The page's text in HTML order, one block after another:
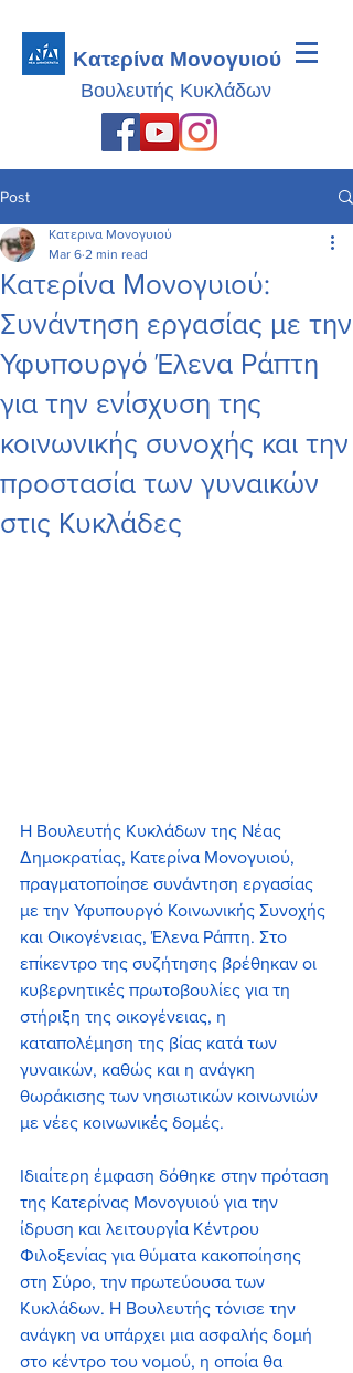
Κατερίνα Μονογυιού
Βουλευτής Κυκλάδων
Post
Κατερίνα Μονογυιού:
Συνάντηση εργασίας με την
Υφυπουργό Έλενα Ράπτη
για την ενίσχυση της
κοινωνικής συνοχής και την
προστασία των γυναικών
στις Κυκλάδες
Κατερινα Μονογυιού
Mar 6 2 min read
Η Βουλευτής Κυκλάδων της Νέας
Δημοκρατίας, Κατερίνα Μονογυιού,
πραγματοποίησε συνάντηση εργασίας
με την Υφυπουργό Κοινωνικής Συνοχής
και Οικογένειας, Έλενα Ράπτη. Στο
επίκεντρο της συζήτησης βρέθηκαν οι
κυβερνητικές πρωτοβουλίες για τη
στήριξη της οικογένειας, η
καταπολέμηση της βίας κατά των
γυναικών, καθώς και η ανάγκη
θωράκισης των νησιωτικών κοινωνιών
με νέες κοινωνικές δομές.
Ιδιαίτερη έμφαση δόθηκε στην πρόταση
της Κατερίνας Μονογυιού για την
ίδρυση και λειτουργία Κέντρου
Φιλοξενίας για θύματα κακοποίησης
στη Σύρο, την πρωτεύουσα των
Κυκλάδων. Η Βουλευτής τόνισε την
ανάγκη να υπάρχει μια ασφαλής δομή
στο κέντρο του νομού, η οποία θα